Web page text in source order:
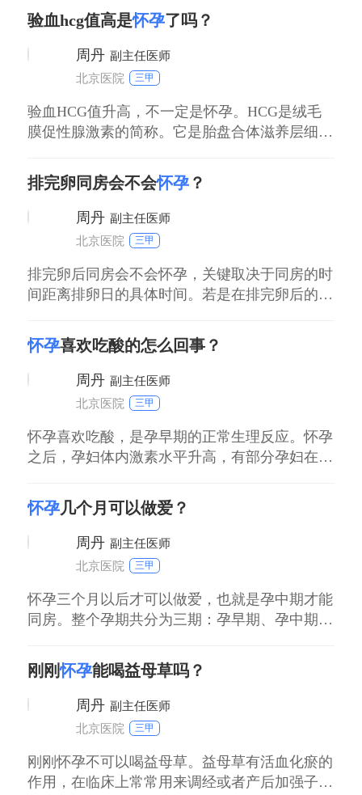
息，营养成分要平衡，避免服用过多高脂的食
材，尽可能的服用某些蛋白质食物。在怀孕期要
定期的看医生开展产检。
验血hcg值高是怀孕了吗？
周丹 副主任医师
北京医院
三甲
验血HCG值升高，不一定是怀孕。HCG是绒毛
膜促性腺激素的简称。它是胎盘合体滋养层细胞
肯定升高。和HCG升高有关的疾病有好多种，例
如异位妊娠，葡萄胎，绒毛膜上皮癌，不完全流
产，畸胎瘤，精原细胞睾丸癌等，因此不能说
hcg升高就是怀孕。要想确诊怀孕，还需要做超
排完卵同房会不会怀孕？
周丹 副主任医师
北京医院
三甲
排完卵后同房会不会怀孕，关键取决于同房的时
间距离排卵日的具体时间。若是在排完卵后的两
后的两天以后同房，怀孕的几率就会明显的下
降；排完卵的4天以后再同房，基本上就不会怀
孕。如果不想怀孕的话，在排完卵后的4天之内
尽量不要同房。
怀孕喜欢吃酸的怎么回事？
周丹 副主任医师
北京医院
三甲
怀孕喜欢吃酸，是孕早期的正常生理反应。怀孕
之后，孕妇体内激素水平升高，有部分孕妇在怀
现，这些症状称之为早孕反应。而且，孕早期大
部分孕妇胃口不好，酸性食物比较开胃，可以在
一定程度上刺激孕妇食欲增加，这也是怀孕之
后，喜欢吃酸性食物的原因之一。孕早期注意休
怀孕几个月可以做爱？
周丹 副主任医师
北京医院
三甲
怀孕三个月以后才可以做爱，也就是孕中期才能
同房。整个孕期共分为三期：孕早期、孕中期和
很不稳定，如果过性生活，由于同房刺激，容易
造成先兆流产。孕十三周到孕二十七周末是孕中
期，孕中期胎儿已经稳定，可以过性生活，但是
性生活次数不能过多，动作也不能过于激烈。孕
刚刚怀孕能喝益母草吗？
周丹 副主任医师
北京医院
三甲
刚刚怀孕不可以喝益母草。益母草有活血化瘀的
作用，在临床上常常用来调经或者产后加强子宫